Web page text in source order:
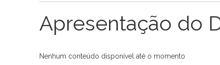
Apresentação do
Nenhum conteúdo disponível até o momento